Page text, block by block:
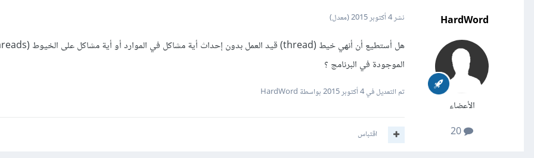
HardWord
الأعضاء
نشر4 أكتوبر 2015 (معدل)
الموجودة في البرنامج ؟
تم التعديل في4 أكتوبر 2015 بواسطة HardWord
اقتباس